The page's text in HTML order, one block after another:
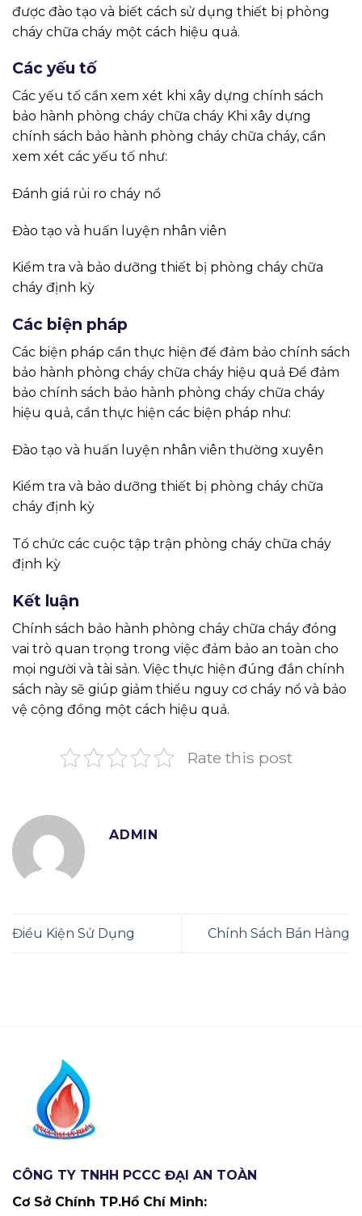
được đào tạo và biết cách sử dụng thiết bị phòng
cháy chữa cháy một cách hiệu quả.
Các yếu tố
Các yếu tố cần xem xét khi xây dựng chính sách
bảo hành phòng cháy chữa cháy Khi xây dựng
chính sách bảo hành phòng cháy chữa cháy, cần
xem xét các yếu tố như:
Đánh giá rủi ro cháy nổ
Đào tạo và huấn luyện nhân viên
Kiểm tra và bảo dưỡng thiết bị phòng cháy chữa
cháy định kỳ
Các biện pháp
Các biện pháp cần thực hiện để đảm bảo chính sách
bảo hành phòng cháy chữa cháy hiệu quả Để đảm
bảo chính sách bảo hành phòng cháy chữa cháy
hiệu quả, cần thực hiện các biện pháp như:
Đào tạo và huấn luyện nhân viên thường xuyên
Kiểm tra và bảo dưỡng thiết bị phòng cháy chữa
cháy định kỳ
Tổ chức các cuộc tập trận phòng cháy chữa cháy
định kỳ
Kết luận
Chính sách bảo hành phòng cháy chữa cháy đóng
vai trò quan trọng trong việc đảm bảo an toàn cho
mọi người và tài sản. Việc thực hiện đúng đắn chính
sách này sẽ giúp giảm thiểu nguy cơ cháy nổ và bảo
vệ cộng đồng một cách hiệu quả.
Rate this post
ADMIN
Điều Kiện Sử Dụng Chính Sách Bán Hàng
CÔNG TY TNHH PCCC ĐẠI AN TOÀN
Cơ Sở Chính TP.Hồ Chí Minh: